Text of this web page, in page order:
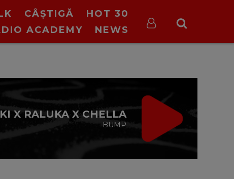
CÂȘTIGĂ
HOT 30
ACADEMY NEWS
STOP VIRGIN
cu Virgin Radio Romania